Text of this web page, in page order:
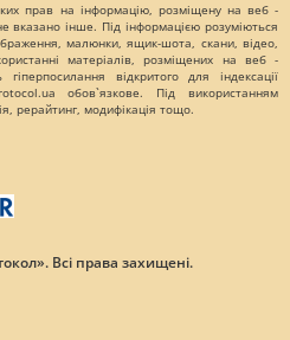
прав на інформацію, розміщену на веб -
вказано інше. Під інформацією розуміються
малюнки, ящик-шота, скани, відео,
матеріалів, розміщених на веб -
гіперпосилання відкритого для індексації
обов`язкове. Під використанням
рерайтинг, модифікація тощо.
Всі права захищені.